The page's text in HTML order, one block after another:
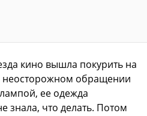
кино вышла покурить на
неосторожном обращении
ее одежда
знала, что делать. Потом